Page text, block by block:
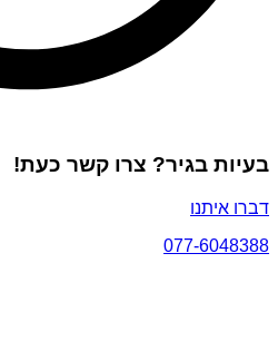
בעיות בגיר? צרו קשר כעת!
דברו איתנו
077-6048388